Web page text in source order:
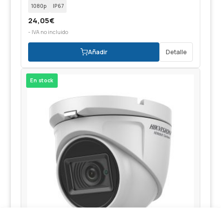
1080p IP67
24,05€
- IVA no incluido
Añadir Detalle
En stock